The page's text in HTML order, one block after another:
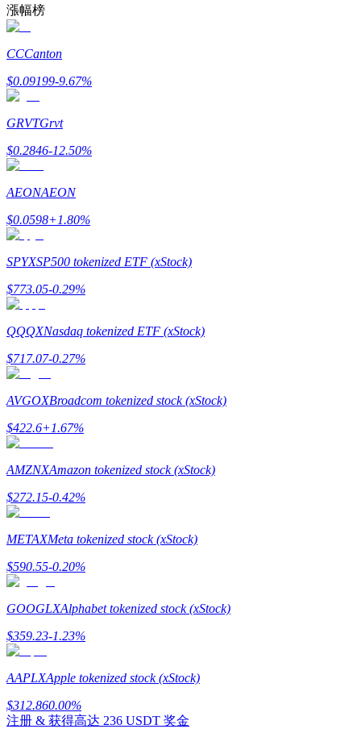
了解如何賺取穩定收入
合夥人計劃
Bitrue渠道合伙人
最高達65%佣金！
充值CASHCAT & 赢取
漲幅榜
CCCanton
$0.09199-9.67%
GRVTGrvt
$0.2846-12.50%
AEONAEON
$0.0598+1.80%
SPYXSP500 tokenized ETF (xStock)
$773.05-0.29%
QQQXNasdaq tokenized ETF (xStock)
$717.07-0.27%
AVGOXBroadcom tokenized stock (xStock)
$422.6+1.67%
AMZNXAmazon tokenized stock (xStock)
$272.15-0.42%
METAXMeta tokenized stock (xStock)
$590.55-0.20%
GOOGLXAlphabet tokenized stock (xStock)
$359.23-1.23%
AAPLXApple tokenized stock (xStock)
$312.860.00%
注册 & 获得高达 236 USDT 奖金